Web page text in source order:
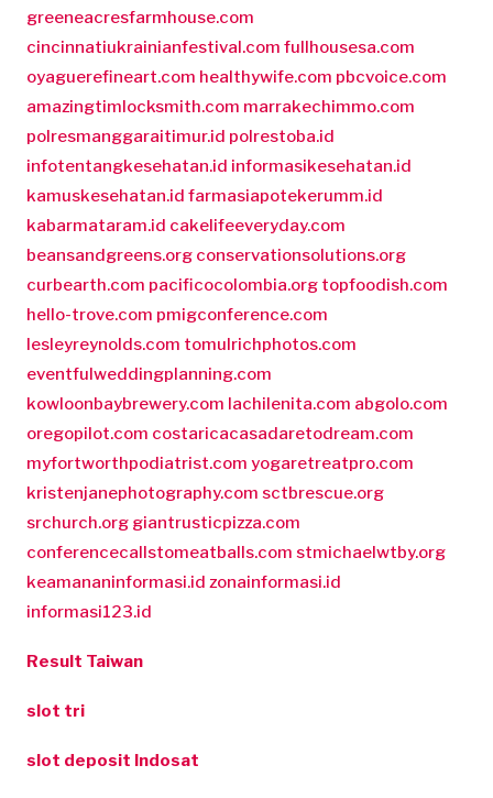
greeneacresfarmhouse.com
cincinnatiukrainianfestival.com fullhousesa.com
oyaguerefineart.com healthywife.com pbcvoice.com
amazingtimlocksmith.com marrakechimmo.com
polresmanggaraitimur.id polrestoba.id
infotentangkesehatan.id informasikesehatan.id
kamuskesehatan.id farmasiapotekerumm.id
kabarmataram.id cakelifeeveryday.com
beansandgreens.org conservationsolutions.org
curbearth.com pacificocolombia.org topfoodish.com
hello-trove.com pmigconference.com
lesleyreynolds.com tomulrichphotos.com
eventfulweddingplanning.com
kowloonbaybrewery.com lachilenita.com abgolo.com
oregopilot.com costaricacasadaretodream.com
myfortworthpodiatrist.com yogaretreatpro.com
kristenjanephotography.com sctbrescue.org
srchurch.org giantrusticpizza.com
conferencecallstomeatballs.com stmichaelwtby.org
keamananinformasi.id zonainformasi.id
informasi123.id
Result Taiwan
slot tri
slot deposit Indosat